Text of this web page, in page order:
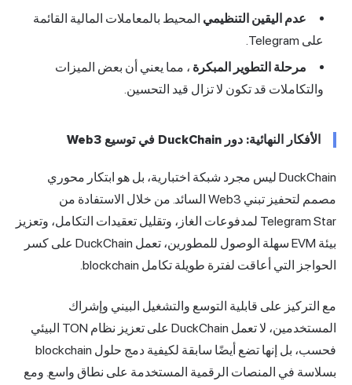
عدم اليقين التنظيمي المحيط بالمعاملات المالية القائمة
على Telegram.
مرحلة التطوير المبكرة ، مما يعني أن بعض الميزات
والتكاملات قد تكون لا تزال قيد التحسين.
الأفكار النهائية: دور DuckChain في توسيع Web3
DuckChain ليس مجرد شبكة اختبارية، بل هو ابتكار محوري
مصمم لتحفيز تبني Web3 السائد. من خلال الاستفادة من
Telegram Star لمدفوعات الغاز، وتقليل تعقيدات التكامل، وتعزيز
بيئة EVM سهلة الوصول للمطورين، تعمل DuckChain على كسر
الحواجز التي أعاقت لفترة طويلة تكامل blockchain.
مع التركيز على قابلية التوسع والتشغيل البيني وإشراك
المستخدمين، لا تعمل DuckChain على تعزيز نظام TON البيئي
فحسب، بل إنها تضع أيضًا سابقة لكيفية دمج حلول blockchain
بسلاسة في المنصات الرقمية المستخدمة على نطاق واسع. ومع